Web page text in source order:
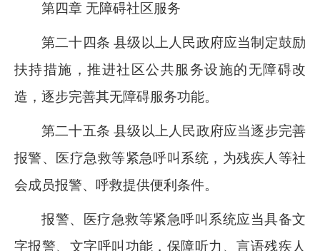
第四章 无障碍社区服务
第二十四条 县级以上人民政府应当制定鼓励
扶持措施，推进社区公共服务设施的无障碍改
造，逐步完善其无障碍服务功能。
第二十五条 县级以上人民政府应当逐步完善
报警、医疗急救等紧急呼叫系统，为残疾人等社
会成员报警、呼救提供便利条件。
报警、医疗急救等紧急呼叫系统应当具备文
字报警、文字呼叫功能，保障听力、言语残疾人